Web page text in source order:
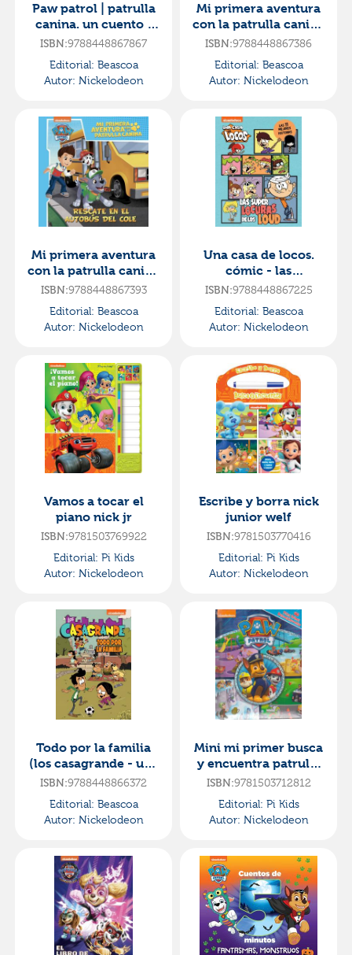
Paw patrol | patrulla
canina. un cuento -
héroes en la granja
ISBN:9788448867867
Editorial: Beascoa
Autor: Nickelodeon
Mi primera aventura
con la patrulla canina
| paw patrol - patrulla
ISBN:9788448867386
Editorial: Beascoa
Autor: Nickelodeon
Mi primera aventura
con la patrulla canina
| paw patrol - rescate
ISBN:9788448867393
Editorial: Beascoa
Autor: Nickelodeon
Una casa de locos.
cómic - las
superlocuras de los
ISBN:9788448867225
Editorial: Beascoa
Autor: Nickelodeon
Vamos a tocar el
piano nick jr
ISBN:9781503769922
Editorial: Pi Kids
Autor: Nickelodeon
Escribe y borra nick
junior welf
ISBN:9781503770416
Editorial: Pi Kids
Autor: Nickelodeon
Todo por la familia
(los casagrande - una
casa de locos. cómic
ISBN:9788448866372
Editorial: Beascoa
Autor: Nickelodeon
Mini mi primer busca
y encuentra patrulla
canina mm1lf
ISBN:9781503712812
Editorial: Pi Kids
Autor: Nickelodeon